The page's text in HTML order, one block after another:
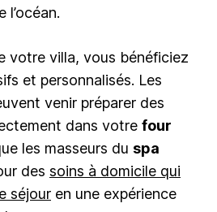
l’océan.
votre villa, vous bénéficiez
et personnalisés. Les
venir préparer des
dans votre four
les masseurs du spa
des soins à domicile qui
séjour en une expérience